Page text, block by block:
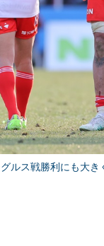
ルス戦勝利にも大き